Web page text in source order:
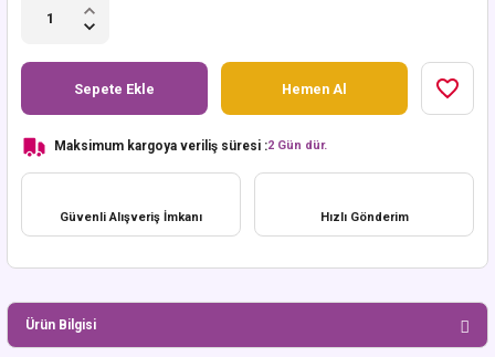
Sepete Ekle Hemen Al
Maksimum kargoya veriliş süresi :2 Gün dür.
Güvenli Alışveriş İmkanı Hızlı Gönderim
Ürün Bilgisi